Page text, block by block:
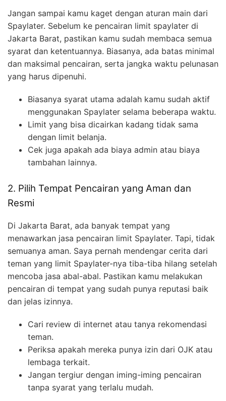
Jangan sampai kamu kaget dengan aturan main dari
Spaylater. Sebelum ke pencairan limit spaylater di
Jakarta Barat, pastikan kamu sudah membaca semua
syarat dan ketentuannya. Biasanya, ada batas minimal
dan maksimal pencairan, serta jangka waktu pelunasan
yang harus dipenuhi.
Biasanya syarat utama adalah kamu sudah aktif
menggunakan Spaylater selama beberapa waktu.
Limit yang bisa dicairkan kadang tidak sama
dengan limit belanja.
Cek juga apakah ada biaya admin atau biaya
tambahan lainnya.
2. Pilih Tempat Pencairan yang Aman dan
Resmi
Di Jakarta Barat, ada banyak tempat yang
menawarkan jasa pencairan limit Spaylater. Tapi, tidak
semuanya aman. Saya pernah mendengar cerita dari
teman yang limit Spaylater-nya tiba-tiba hilang setelah
mencoba jasa abal-abal. Pastikan kamu melakukan
pencairan di tempat yang sudah punya reputasi baik
dan jelas izinnya.
Cari review di internet atau tanya rekomendasi
teman.
Periksa apakah mereka punya izin dari OJK atau
lembaga terkait.
Jangan tergiur dengan iming-iming pencairan
tanpa syarat yang terlalu mudah.